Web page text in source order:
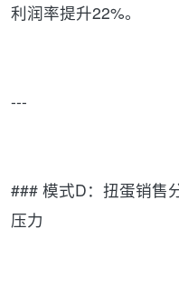
利润率提升22%。
---
### 模式D：扭蛋销
压力